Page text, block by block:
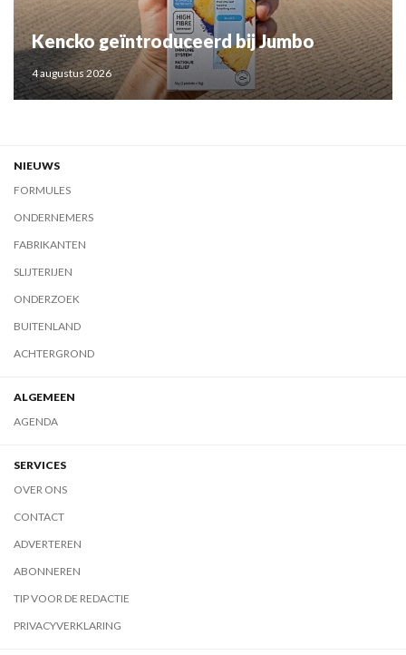
Kencko geïntroduceerd bij Jumbo
4 augustus 2026
NIEUWS
FORMULES
ONDERNEMERS
FABRIKANTEN
SLIJTERIJEN
ONDERZOEK
BUITENLAND
ACHTERGROND
ALGEMEEN
AGENDA
SERVICES
OVER ONS
CONTACT
ADVERTEREN
ABONNEREN
TIP VOOR DE REDACTIE
PRIVACYVERKLARING